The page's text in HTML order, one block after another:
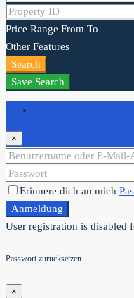
Price Range From To
Other Features
Search
Save Search
×
Erinnere dich an mich
Anmeldung
User registration is disabled
Passwort zurücksetzen
×